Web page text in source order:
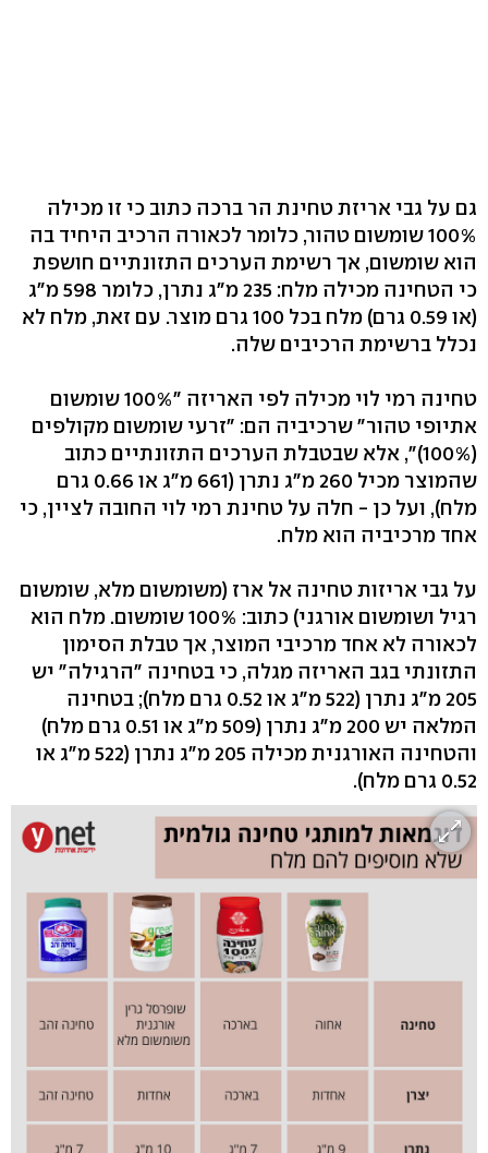
גם על גבי אריזת טחינת הר ברכה כתוב כי זו מכילה
100% שומשום טהור, כלומר לכאורה הרכיב היחיד בה
הוא שומשום, אך רשימת הערכים התזונתיים חושפת
כי הטחינה מכילה מלח: 235 מ"ג נתרן, כלומר 598 מ"ג
(או 0.59 גרם) מלח בכל 100 גרם מוצר. עם זאת, מלח לא
נכלל ברשימת הרכיבים שלה.
טחינה רמי לוי מכילה לפי האריזה "100% שומשום
אתיופי טהור" שרכיביה הם: "זרעי שומשום מקולפים
(100%)", אלא שבטבלת הערכים התזונתיים כתוב
שהמוצר מכיל 260 מ"ג נתרן (661 מ"ג או 0.66 גרם
מלח), ועל כן - חלה על טחינת רמי לוי החובה לציין, כי
אחד מרכיביה הוא מלח.
על גבי אריזות טחינה אל ארז (משומשום מלא, שומשום
רגיל ושומשום אורגני) כתוב: 100% שומשום. מלח הוא
לכאורה לא אחד מרכיבי המוצר, אך טבלת הסימון
התזונתי בגב האריזה מגלה, כי בטחינה "הרגילה" יש
205 מ"ג נתרן (522 מ"ג או 0.52 גרם מלח); בטחינה
המלאה יש 200 מ"ג נתרן (509 מ"ג או 0.51 גרם מלח)
והטחינה האורגנית מכילה 205 מ"ג נתרן (522 מ"ג או
0.52 גרם מלח).